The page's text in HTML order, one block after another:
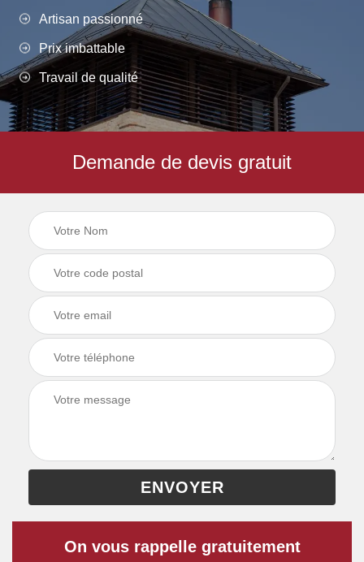
Artisan passionné
Prix imbattable
Travail de qualité
Demande de devis gratuit
On vous rappelle gratuitement